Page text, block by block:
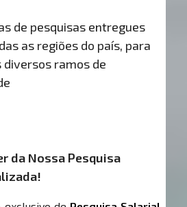
de pesquisas entregues
as regiões do país, para
diversos ramos de
da Nossa Pesquisa